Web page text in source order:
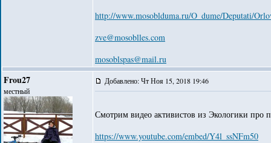
http://www.mosoblduma.ru/O_dume/Deputati/
zve@mosoblles.com
mosoblspas@mail.ru
Frou27
местный
Добавлено: Чт Ноя 15, 2018 19:46
Смотрим видео активистов из Экологики про
https://www.youtube.com/embed/Y4l_ssNFm50